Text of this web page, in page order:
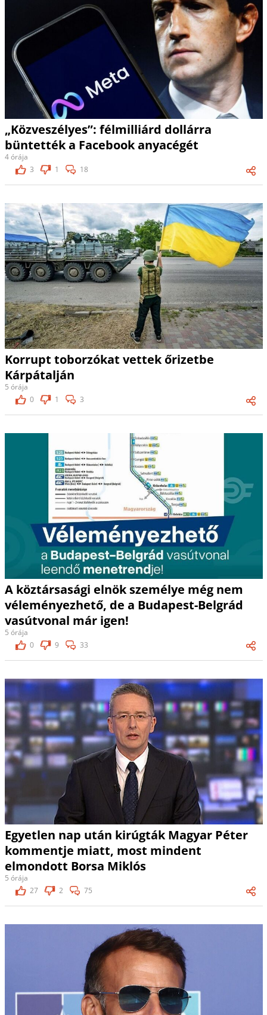
„Közveszélyes”: félmilliárd dollárra
büntették a Facebook anyacégét
4 órája
3
1 18
Korrupt toborzókat vettek őrizetbe
Kárpátalján
5 órája
0
1 3
A köztársasági elnök személye még nem
véleményezhető, de a Budapest-Belgrád
vasútvonal már igen!
5 órája
0
9 33
Egyetlen nap után kirúgták Magyar Péter
kommentje miatt, most mindent
elmondott Borsa Miklós
5 órája
27
2 75